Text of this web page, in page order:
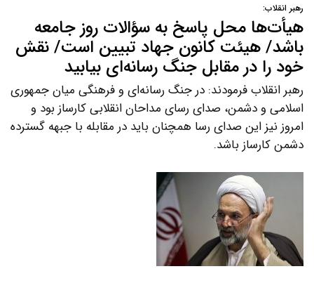
رهبر انقلاب:
هیأت‌ها محل پاسخ به سؤالات روز جامعه
باشد/ هیئت کانون جهاد تبیین است/ نقش
خود را در مقابل جنگ رسانه‌ای بیابید
رهبر انقلاب فرمودند: در جنگ رسانه‌ای و فرهنگی میان جمهوری
اسلامی و دشمن، صدای رسای مداحان انقلابی کارساز بود و
امروز نیز این صدای رسا همچنان باید در مقابله با جبهه گسترده
دشمن کارساز باشد.